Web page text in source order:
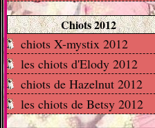
Chiots 2012
chiots X-mystix 2012
les chiots d'Elody 2012
chiots de Hazelnut 2012
les chiots de Betsy 2012